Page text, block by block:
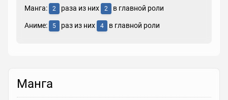
Манга: 2 раза из них 2 в главной роли
Аниме: 5 раз из них 4 в главной роли
Манга